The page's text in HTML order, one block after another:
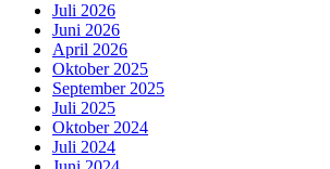
Juli 2026
Juni 2026
April 2026
Oktober 2025
September 2025
Juli 2025
Oktober 2024
Juli 2024